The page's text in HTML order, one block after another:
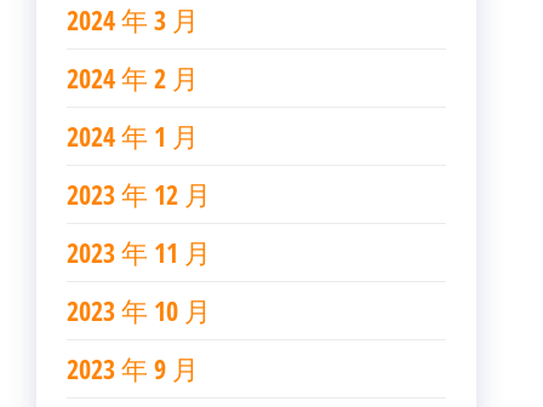
2024 年 3 月
2024 年 2 月
2024 年 1 月
2023 年 12 月
2023 年 11 月
2023 年 10 月
2023 年 9 月